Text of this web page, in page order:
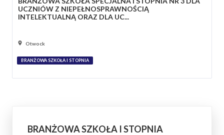
UCZNIÓW Z NIEPEŁNOSPRAWNOŚCIĄ
INTELEKTUALNĄ ORAZ DLA UC...
Otwock
BRANŻOWA SZKOŁA I STOPNIA
BRANŻOWA SZKOŁA I STOPNIA